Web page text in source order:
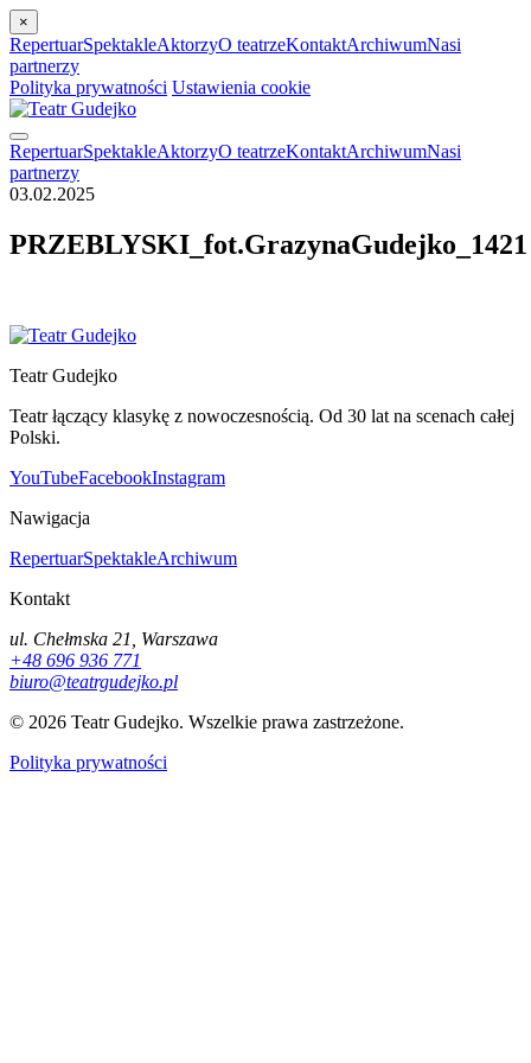
×
RepertuarSpektakleAktorzyO teatrzeKontaktArchiwumNasi
partnerzy
Polityka prywatności Ustawienia cookie
RepertuarSpektakleAktorzyO teatrzeKontaktArchiwumNasi
partnerzy
03.02.2025
PRZEBLYSKI_fot.GrazynaGudejko_1421
Teatr Gudejko
Teatr łączący klasykę z nowoczesnością. Od 30 lat na scenach całej
Polski.
YouTubeFacebookInstagram
Nawigacja
RepertuarSpektakleArchiwum
Kontakt
ul. Chełmska 21, Warszawa
+48 696 936 771
biuro@teatrgudejko.pl
© 2026 Teatr Gudejko. Wszelkie prawa zastrzeżone.
Polityka prywatności